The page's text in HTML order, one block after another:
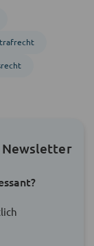
Newsletter